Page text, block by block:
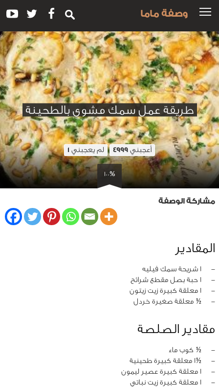
وصفة ماما
طريقة عمل سمك مشوي بالطحينة
أعجبني 4999 لم يعجبني 1
100%
مشاركة الوصفة
المقادير
‏-
1 شريحة سمك فيليه
‏-
1 حبة بصل مقطع شرائح
‏-
1 معلقة كبيرة زيت زيتون
‏-
½ معلقة صغيرة خردل
مقادير الصلصة
‏-
½ كوب ماء
‏-
½1 معلقة كبيرة طحينية
‏-
1 معلقة كبيرة عصير ليمون
‏-
1 معلقة كبيرة زيت نباتي